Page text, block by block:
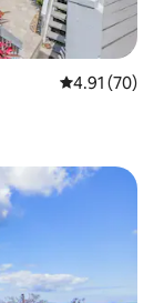
Calificación
4.91 (70)